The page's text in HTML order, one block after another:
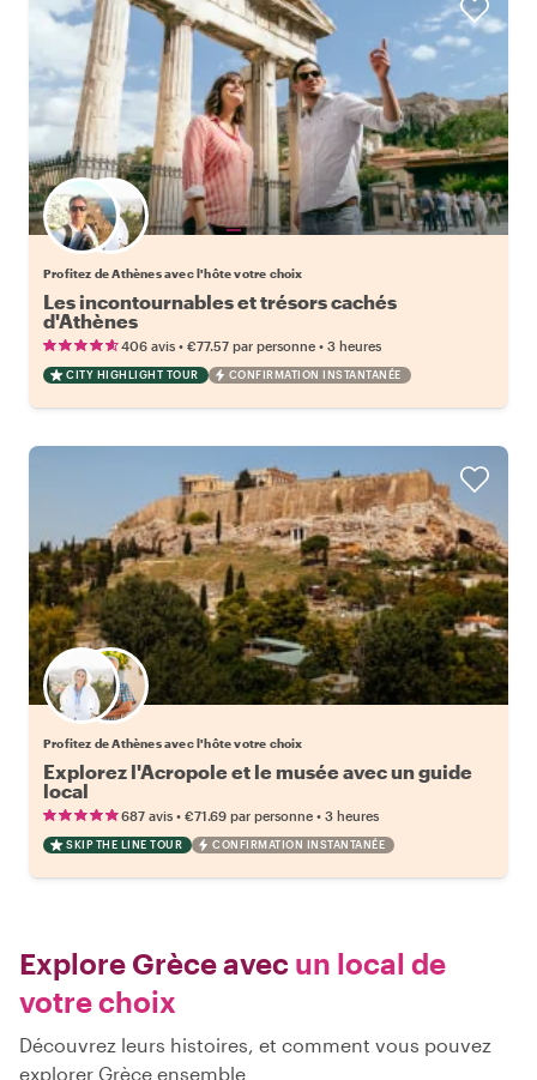
Choisissez votre local favori
Profitez de Athènes avec l'hôte votre choix
Les incontournables et trésors cachés
d'Athènes
406 avis • €77.57 par personne • 3 heures
CITY HIGHLIGHT TOUR CONFIRMATION INSTANTANÉE
Choisissez votre local favori
Profitez de Athènes avec l'hôte votre choix
Explorez l'Acropole et le musée avec un guide
local
687 avis • €71.69 par personne • 3 heures
SKIP THE LINE TOUR CONFIRMATION INSTANTANÉE
Explore Grèce avec un local de
votre choix
Découvrez leurs histoires, et comment vous pouvez
explorer Grèce ensemble